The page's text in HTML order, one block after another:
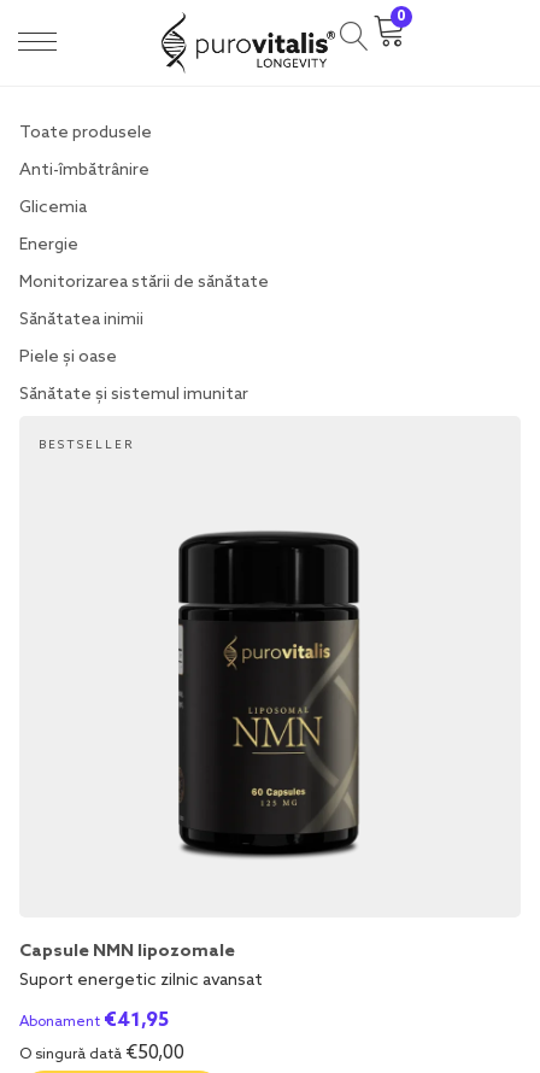
0
Toate produsele
Anti-îmbătrânire
Glicemia
Energie
Monitorizarea stării de sănătate
Sănătatea inimii
Piele și oase
Sănătate și sistemul imunitar
BESTSELLER
Capsule NMN lipozomale
Suport energetic zilnic avansat
Abonament €41,95
O singură dată €50,00